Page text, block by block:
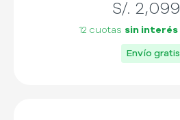
S/. 2,099
12 cuotas sin interés
Envío gratis